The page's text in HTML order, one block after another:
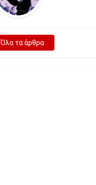
Όλα τα άρθρα